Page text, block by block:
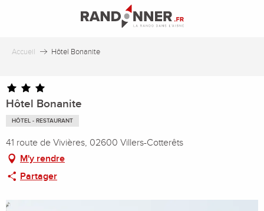
principal
Accueil Hôtel Bonanite
Hôtel Bonanite
HÔTEL - RESTAURANT
41 route de Vivières, 02600 Villers-Cotterêts
M'y rendre
Partager